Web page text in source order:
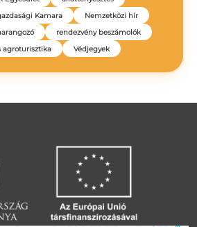
Kamara
Nemzetközi hír
rendezvény beszámolók
agroturisztika
Védjegyek